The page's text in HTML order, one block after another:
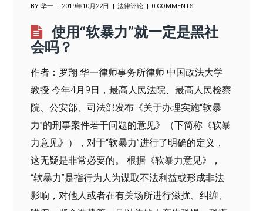
BY华一 2019年10月22日 法律评论 0 COMMENTS
使用“软暴力”就一定是黑社
会吗？
作者：罗翔 华一律师事务所律师 中国政法大学
教授 今年4月9日，最高人民法院、最高人民检察
院、公安部、司法部发布《关于办理实施“软暴
力”的刑事案件若干问题的意见》（下简称《软暴
力意见》），对于“软暴力”进行了明确的定义，
这无疑是非常必要的。 根据《软暴力意见》，
“软暴力”是指行为人为谋取不法利益或形成非法
影响，对他人或者在有关场所进行滋扰、纠缠、